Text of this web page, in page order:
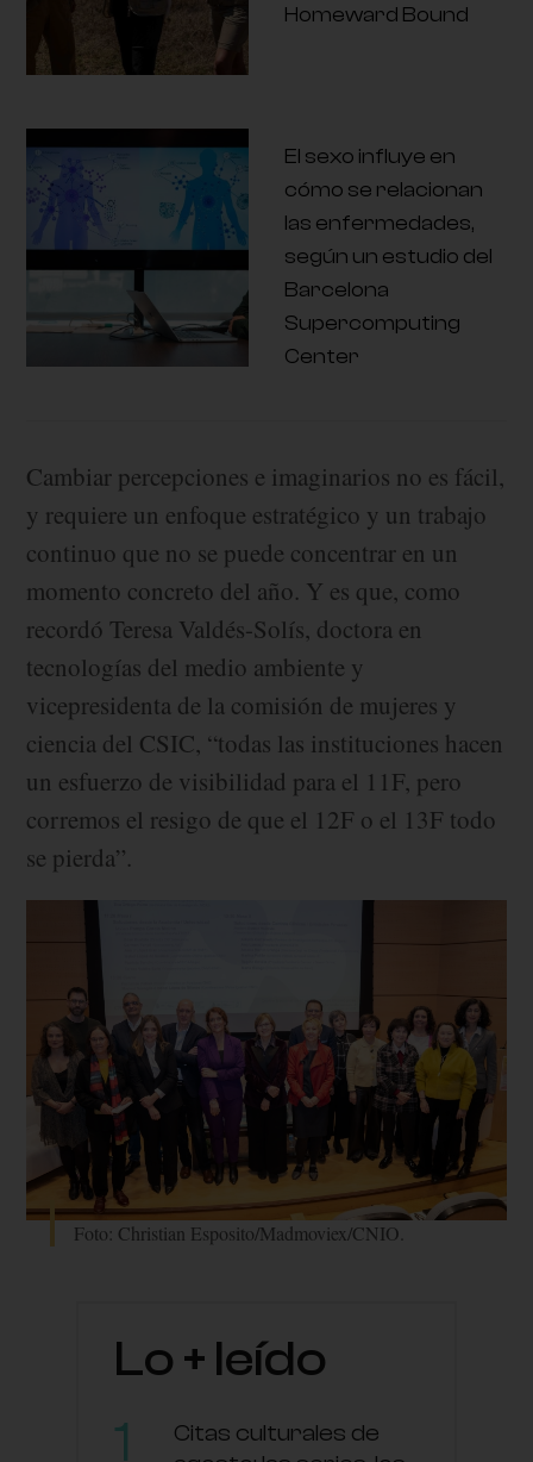
Homeward Bound
El sexo influye en
cómo se relacionan
las enfermedades,
según un estudio del
Barcelona
Supercomputing
Center
Cambiar percepciones e imaginarios no es fácil,
y requiere un enfoque estratégico y un trabajo
continuo que no se puede concentrar en un
momento concreto del año. Y es que, como
recordó Teresa Valdés-Solís, doctora en
tecnologías del medio ambiente y
vicepresidenta de la comisión de mujeres y
ciencia del CSIC, “todas las instituciones hacen
un esfuerzo de visibilidad para el 11F, pero
corremos el resigo de que el 12F o el 13F todo
se pierda”.
Foto: Christian Esposito/Madmoviex/CNIO.
Lo + leído
Citas culturales de